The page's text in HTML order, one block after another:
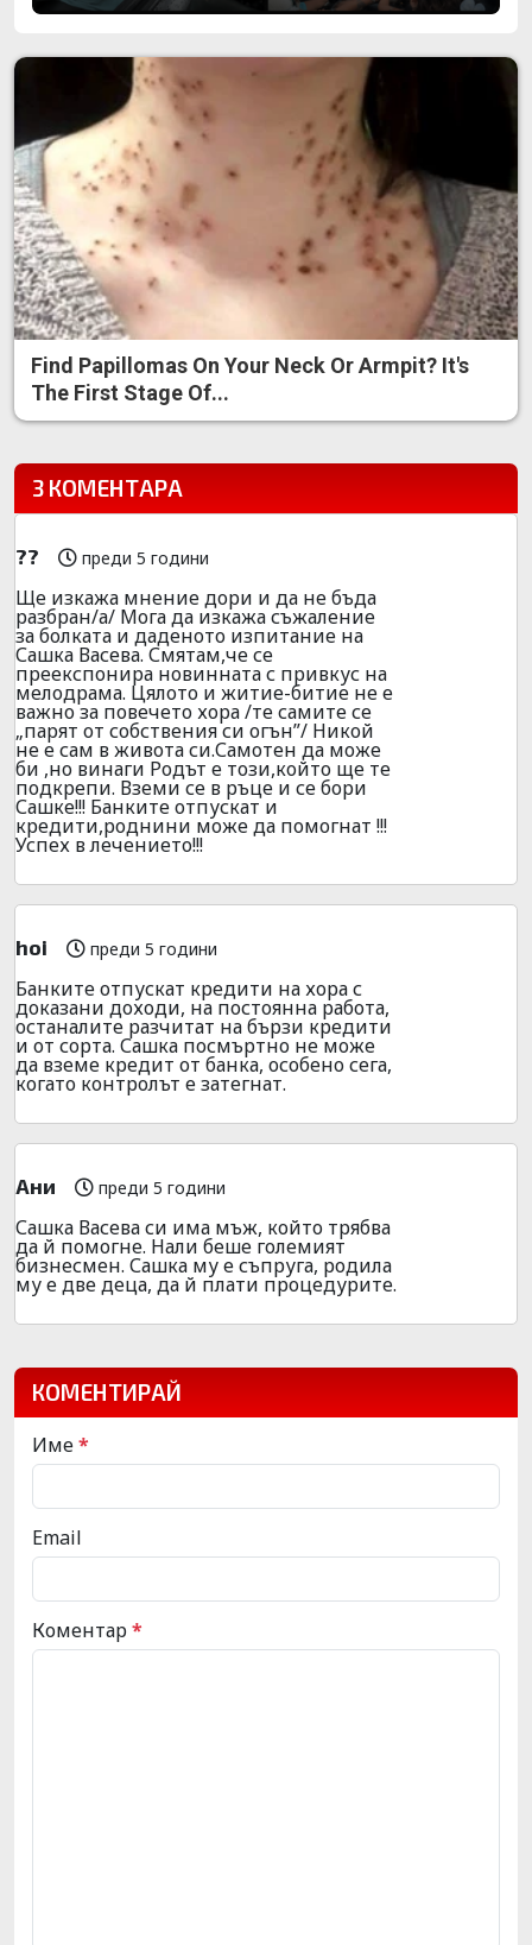
Find Papillomas On Your Neck Or Armpit? It's
The First Stage Of...
3 КОМЕНТАРА
?? преди 5 години
Ще изкажа мнение дори и да не бъда
разбран/а/ Мога да изкажа съжаление
за болката и даденото изпитание на
Сашка Васева. Смятам,че се
преекспонира новинната с привкус на
мелодрама. Цялото и житие-битие не е
важно за повечето хора /те самите се
„парят от собствения си огън”/ Никой
не е сам в живота си.Самотен да може
би ,но винаги Родът е този,който ще те
подкрепи. Вземи се в ръце и се бори
Сашке!!! Банките отпускат и
кредити,роднини може да помогнат !!!
Успех в лечението!!!
hoi преди 5 години
Банките отпускат кредити на хора с
доказани доходи, на постоянна работа,
останалите разчитат на бързи кредити
и от сорта. Сашка посмъртно не може
да вземе кредит от банка, особено сега,
когато контролът е затегнат.
Ани преди 5 години
Сашка Васева си има мъж, който трябва
да й помогне. Нали беше големият
бизнесмен. Сашка му е съпруга, родила
му е две деца, да й плати процедурите.
КОМЕНТИРАЙ
Име*
Email
Коментар*